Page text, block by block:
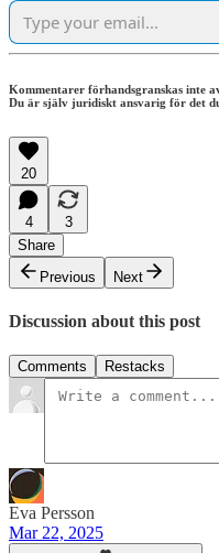
Kommentarer förhandsgranskas inte
Du är själv juridiskt ansvarig för det
20
4
3
Share
Previous
Next
Discussion about this post
Comments Restacks
Eva Persson
Mar 22, 2025